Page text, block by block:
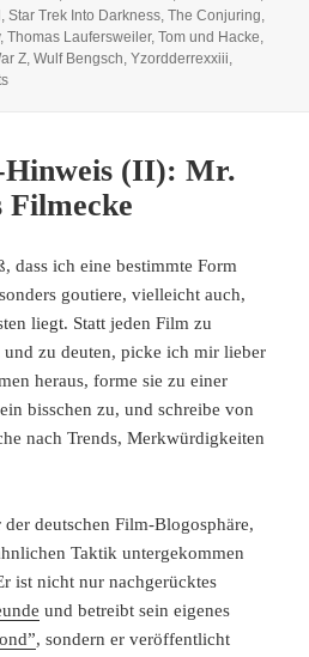
,Star Trek Into Darkness ,The Conjuring
,Thomas Laufersweiler,Tom und Hacke
Z ,Wulf Bengsch ,Yzordderrexxiii
on Film Blog Group Hug: Die Filme des
Hinweis (II): Mr.
Filmecke
dass ich eine bestimmte Form
goutiere, vielleicht auch,
liegt. Statt jeden Film zu
und zu deuten, picke ich mir lieber
heraus, forme sie zu einer
bisschen zu, und schreibe von
nach Trends, Merkwürdigkeiten
deutschen Film-Blogosphäre,
Taktik untergekommen
ist nicht nur nachgerücktes
und betreibt sein eigenes
, sondern er veröffentlicht